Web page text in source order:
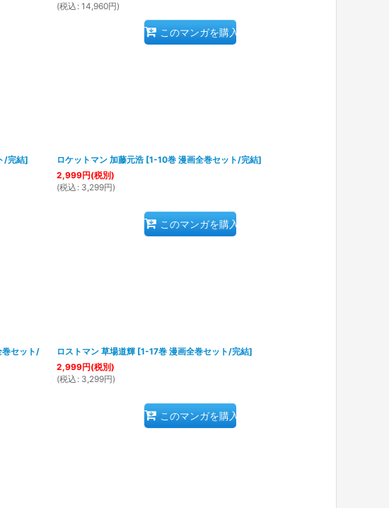
(税込 : 14,960円)
このマンガを購入
/完結]
ロケットマン 加藤元浩 [1-10巻 漫画全巻セット/完結]
2,999円(税別)
(税込 : 3,299円)
このマンガを購入
巻セット/
ロストマン 草場道輝 [1-17巻 漫画全巻セット/完結]
2,999円(税別)
(税込 : 3,299円)
このマンガを購入